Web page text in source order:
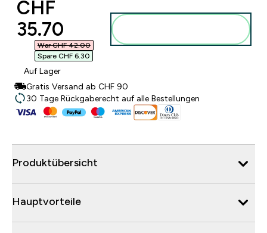
discounted price
CHF
35.70‎
War CHF 42.00‎
Spare CHF 6.30‎
Auf Lager
Gratis Versand ab CHF 90
30 Tage Rückgaberecht auf alle Bestellungen
Produktübersicht
Hauptvorteile